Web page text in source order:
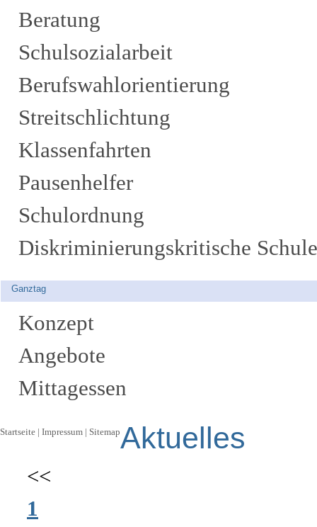
Beratung
Schulsozialarbeit
Berufswahlorientierung
Streitschlichtung
Klassenfahrten
Pausenhelfer
Schulordnung
Diskriminierungskritische Schule
Ganztag
Konzept
Angebote
Mittagessen
Startseite Impressum SitemapAktuelles
<<
1